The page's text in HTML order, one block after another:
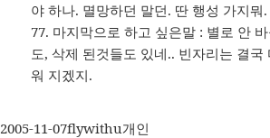
야 하나. 멸망하던 말던. 딴 행성 가지뭐.
77. 마지막으로 하고 싶은말 : 별로 안
도, 삭제 된것들도 있네.. 빈자리는 결국
워 지겠지.
작
2005-11-07글
flywithu카
개인